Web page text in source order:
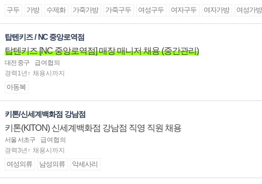
구두 가방 수제화 가죽가방 가죽구두 여성구두 여자구두 여자가방 여성가방
탑텐키즈 / NC 중앙로역점
탑텐키즈 [NC 중앙로역점] 매장 매니저 채용 (중간관리)
대전 중구
급여협의
경력1년↑ 채용시까지
아동복
키톤/신세계백화점 강남점
키톤(KITON) 신세계백화점 강남점 직영 직원 채용
서울 서초구
급여협의
경력3년↑ 채용시까지
여성의류 남성의류 악세사리